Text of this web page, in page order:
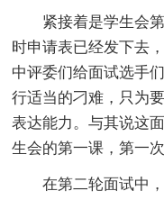
紧接着是学生会第
时申请表已经发下去
中评委们给面试选手
行适当的刁难，只为
表达能力。与其说这
生会的第一课，第一
在第二轮面试中，